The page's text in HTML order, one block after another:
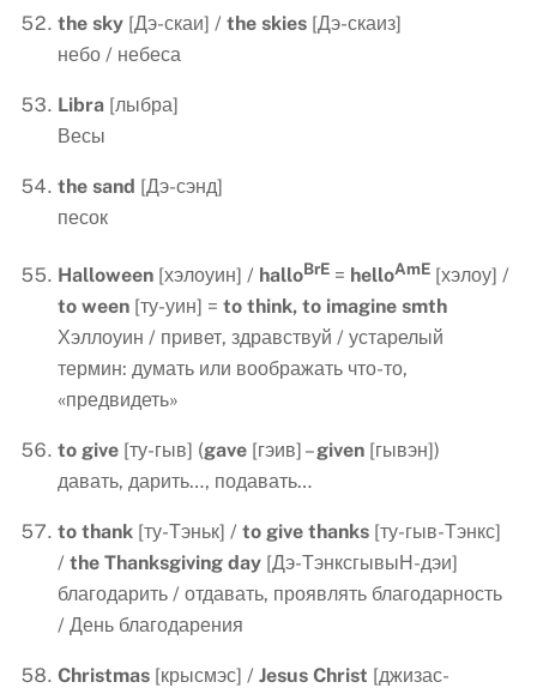
the sky [Дэ-скаи] / the skies [Дэ-скаиз]
небо / небеса
Libra [лыбра]
Весы
the sand [Дэ-сэнд]
песок
Halloween [хэлоуин] / halloBrE = helloAmE [хэлоу] /
to ween [ту-уин] = to think, to imagine smth
Хэллоуин / привет, здравствуй / устарелый
термин: думать или воображать что-то,
«предвидеть»
to give [ту-гыв] (gave [гэив] –given [гывэн])
давать, дарить…, подавать…
to thank [ту-Тэньк] / to give thanks [ту-гыв-Тэнкс]
/ the Thanksgiving day [Дэ-ТэнксгывыН-дэи]
благодарить / отдавать, проявлять благодарность
/ День благодарения
Christmas [крысмэс] / Jesus Christ [джизас-